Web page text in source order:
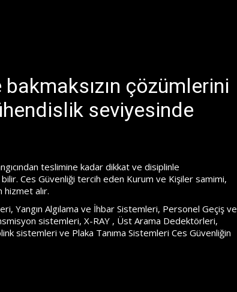
çözümlerini
seviyesinde
teslimine kadar dikkat ve disiplinle
Ces Güvenliği tercih eden Kurum ve Kişiler samimi,
alır.
Yangın Algılama ve İhbar Sistemleri, Personel Geçiş ve
sistemleri, X-RAY , Üst Arama Dedektörleri,
sistemleri ve Plaka Tanıma Sistemleri Ces Güvenliğin